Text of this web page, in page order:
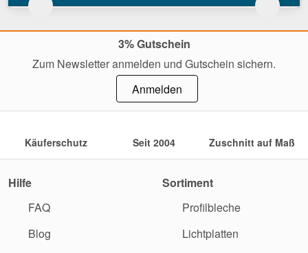
3% Gutschein
Zum Newsletter anmelden und Gutschein sichern.
Anmelden
Käuferschutz Seit 2004 Zuschnitt auf Maß
Hilfe
FAQ
Blog
Sortiment
Profilbleche
Lichtplatten